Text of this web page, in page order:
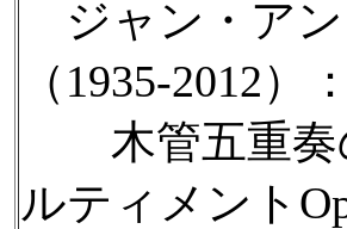
ジャン・ア
（1935-2012）
木管五重奏
ルティメント